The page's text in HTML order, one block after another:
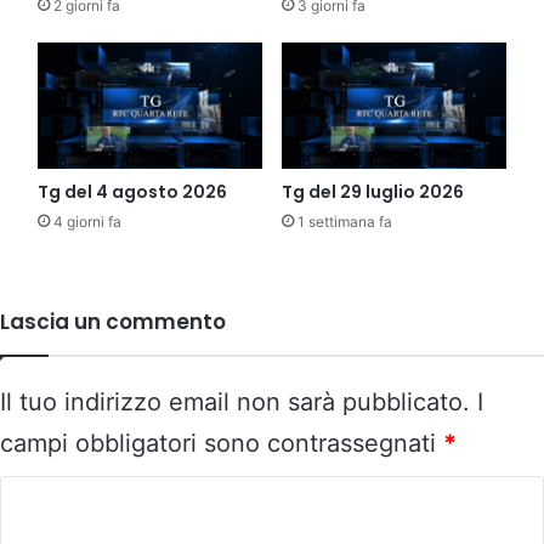
2 giorni fa 3 giorni fa
Tg del 4 agosto 2026
4 giorni fa
Tg del 29 luglio 2026
1 settimana fa
Lascia un commento
Il tuo indirizzo email non sarà pubblicato. I
campi obbligatori sono contrassegnati *